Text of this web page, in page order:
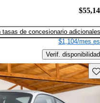
tasas de concesionario adicionales
$1,104/mes
Verif. disponibilidad